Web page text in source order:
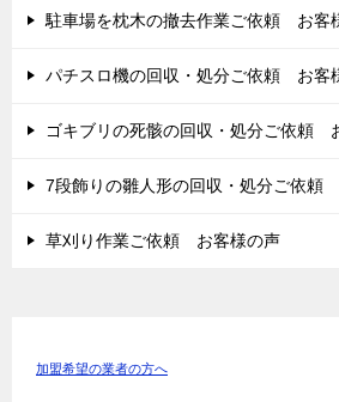
駐車場を枕木の撤去作業ご依頼 お客
パチスロ機の回収・処分ご依頼 お客
ゴキブリの死骸の回収・処分ご依頼
7段飾りの雛人形の回収・処分ご依頼
草刈り作業ご依頼 お客様の声
加盟希望の業者の方へ